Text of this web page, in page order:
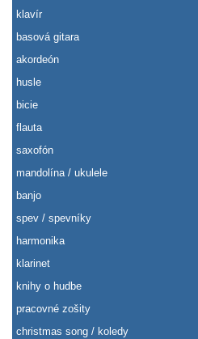
klavír
basová gitara
akordeón
husle
bicie
flauta
saxofón
mandolína / ukulele
banjo
spev / spevníky
harmonika
klarinet
knihy o hudbe
pracovné zošity
christmas song / koledy